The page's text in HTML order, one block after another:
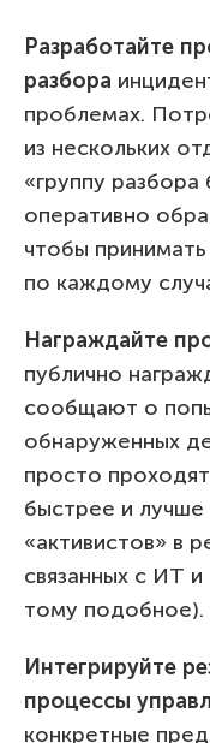
Разработайте
разбора
проблемах.
из нескольких
«группу разбора
оперативно
чтобы
по каждому
Награждайте
публично
сообщают о
обнаруженных
просто
быстрее и лучше
«активистов» в
связанных с ИТ
тому подобное).
Интегрируйте
процессы
конкретные